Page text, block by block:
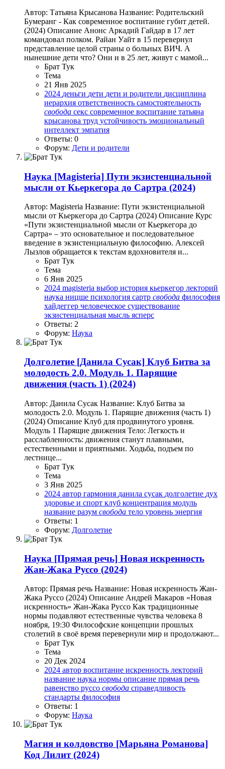
Автор: Татьяна Крысанова Название: Родительский
Бумеранг - Как современное воспитание губит детей.
(2024) Описание Анонс Аркадий Гайдар в 17 лет
командовал полком. Райан Уайт в 15 перевернул
представление целой страны о больных ВИЧ. А
нынешние дети что? Они и в 25 лет, живут с мамой...
Брат Тук
Тема
21 Янв 2025
2024 деньги дети дети и родители дисциплина
иерархия ответственность самостоятельность
свобода секс современное воспитание татьяна
крысанова труд устойчивость эмоциональный
интеллект эмпатия
Ответы: 0
Форум: Дети и родители
Наука [Magisteria] Пути экзистенциальной
мысли от Кьеркегора до Сартра (2024)
Автор: Magisteria Название: Пути экзистенциальной
мысли от Кьеркегора до Сартра (2024) Описание Курс
«Пути экзистенциальной мысли от Кьеркегора до
Сартра» – это основательное и последовательное
введение в экзистенциальную философию. Алексей
Лызлов обращается к текстам вдохновителя и...
Брат Тук
Тема
6 Янв 2025
2024 magisteria выбор история кьеркегор лекторий
наука ницше психология сартр свобода философия
хайдеггер человеческое существование
экзистенциальная мысль ясперс
Ответы: 2
Форум: Наука
Долголетие [Данила Сусак] Клуб Битва за
молодость 2.0. Модуль 1. Парящие
движения (часть 1) (2024)
Автор: Данила Сусак Название: Клуб Битва за
молодость 2.0. Модуль 1. Парящие движения (часть 1)
(2024) Описание Клуб для продвинутого уровня.
Модуль 1 Парящие движения Тело: Легкость и
расслабленность: движения станут плавными,
естественными и приятными. Ходьба, подъем по
лестнице...
Брат Тук
Тема
3 Янв 2025
2024 автор гармония данила сусак долголетие дух
здоровье и спорт клуб концентрация модуль
название разум свобода тело уровень энергия
Ответы: 1
Форум: Долголетие
Наука [Прямая речь] Новая искренность
Жан-Жака Руссо (2024)
Автор: Прямая речь Название: Новая искренность Жан-
Жака Руссо (2024) Описание Андрей Макаров «Новая
искренность» Жан-Жака Руссо Как традиционные
нормы подавляют естественные чувства человека 8
ноября, 19:30 Философские концепции прошлых
столетий в своё время перевернули мир и продолжают...
Брат Тук
Тема
20 Дек 2024
2024 автор воспитание искренность лекторий
название наука нормы описание прямая речь
равенство руссо свобода справедливость
стандарты философия
Ответы: 1
Форум: Наука
Магия и колдовство [Марьяна Романова]
Код Лилит (2024)